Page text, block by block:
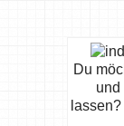
Du
und